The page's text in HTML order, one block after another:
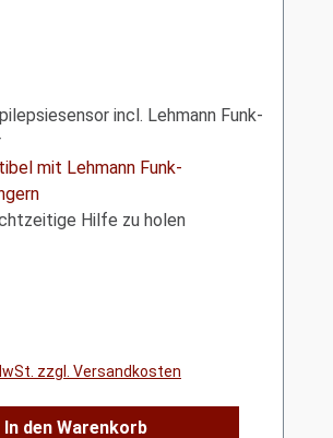
incl. Lehmann Funk-
mit Lehmann Funk-
Hilfe zu holen
zzgl. Versandkosten
In den Warenkorb